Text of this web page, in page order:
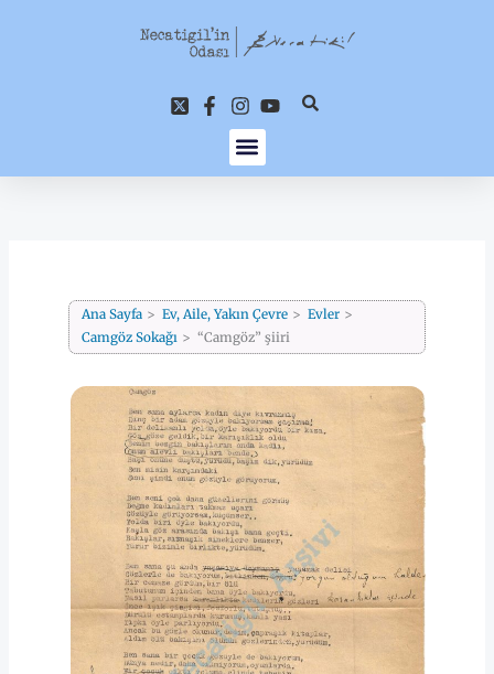
Ana Sayfa Ev, Aile, Yakın Çevre
Evler
Camgöz Sokağı
“Camgöz” şiiri